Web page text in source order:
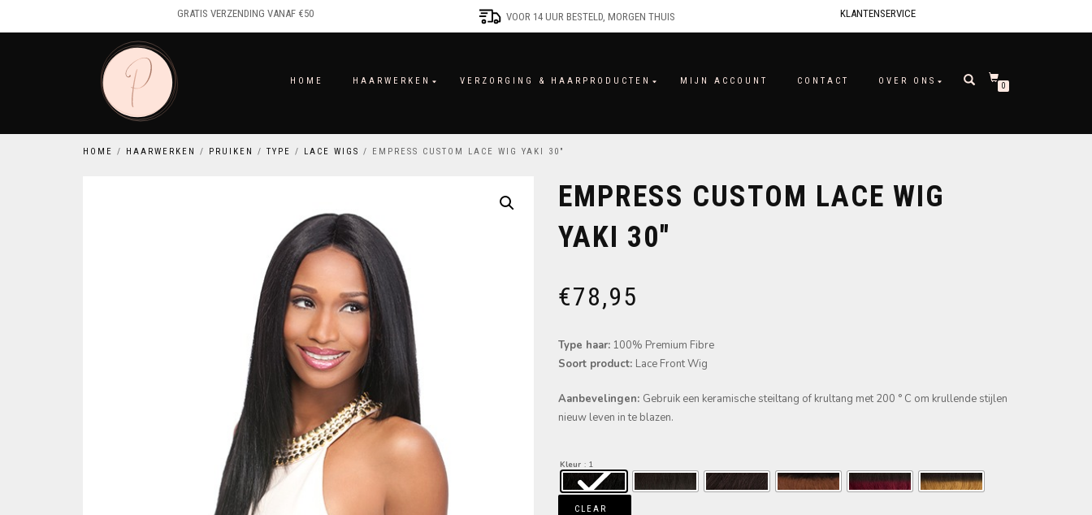
GRATIS VERZENDING VANAF €50 VOOR 14 UUR BESTELD, MORGEN THUIS KLANTENSERVICE
HOME HAARWERKEN VERZORGING & HAARPRODUCTEN MIJN ACCOUNT CONTACT OVER ONS 0
HOME / HAARWERKEN / PRUIKEN / TYPE / LACE WIGS / EMPRESS CUSTOM LACE WIG YAKI 30″
EMPRESS CUSTOM LACE WIG
YAKI 30″
€78,95
Type haar: 100% Premium Fibre
Soort product: Lace Front Wig
Aanbevelingen: Gebruik een keramische steiltang of krultang met 200 ° C om krullende stijlen
nieuw leven in te blazen.
Kleur : 1
CLEAR